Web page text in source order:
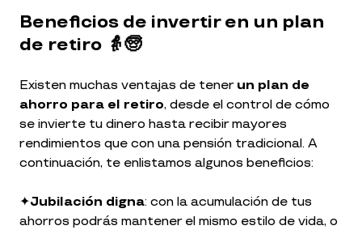
Beneficios de invertir en un plan
de retiro 👵🧓
Existen muchas ventajas de tener un plan de
ahorro para el retiro, desde el control de cómo
se invierte tu dinero hasta recibir mayores
rendimientos que con una pensión tradicional. A
continuación, te enlistamos algunos beneficios:
✦Jubilación digna: con la acumulación de tus
ahorros podrás mantener el mismo estilo de vida, o